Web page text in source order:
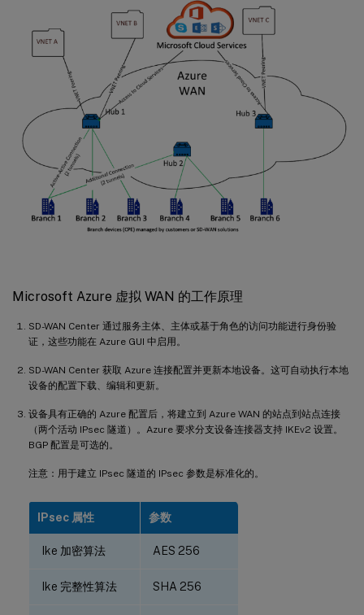
Microsoft Azure 虚拟 WAN 的工作原理
SD-WAN Center 通过服务主体、主体或基于角色的访问功能进行身份验
证，这些功能在 Azure GUI 中启用。
SD-WAN Center 获取 Azure 连接配置并更新本地设备。这可自动执行本地
设备的配置下载、编辑和更新。
设备具有正确的 Azure 配置后，将建立到 Azure WAN 的站点到站点连接
（两个活动 IPsec 隧道）。Azure 要求分支设备连接器支持 IKEv2 设置。
BGP 配置是可选的。
注意：用于建立 IPsec 隧道的 IPsec 参数是标准化的。
IPsec 属性 参数
Ike 加密算法 AES 256
Ike 完整性算法 SHA 256